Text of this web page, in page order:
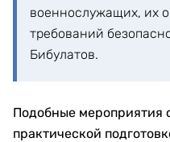
военнослужащих, их
требований
Бибулатов.
Подобные мероприятия
практической